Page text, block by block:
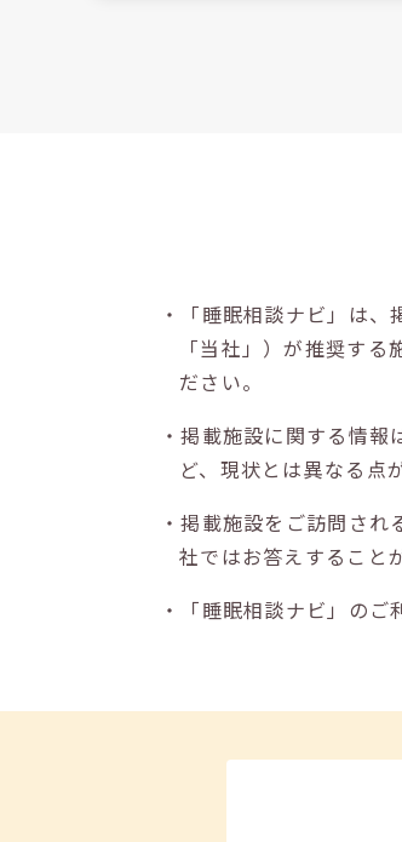
・「睡眠相談ナビ」は
「当社」）が推奨す
ださい。
・掲載施設に関する情
ど、現状とは異なる点
・掲載施設をご訪問さ
社ではお答えすること
・「睡眠相談ナビ」の